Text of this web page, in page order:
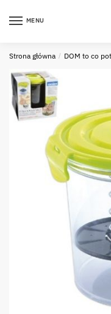
MENU
Strona główna / DOM to co